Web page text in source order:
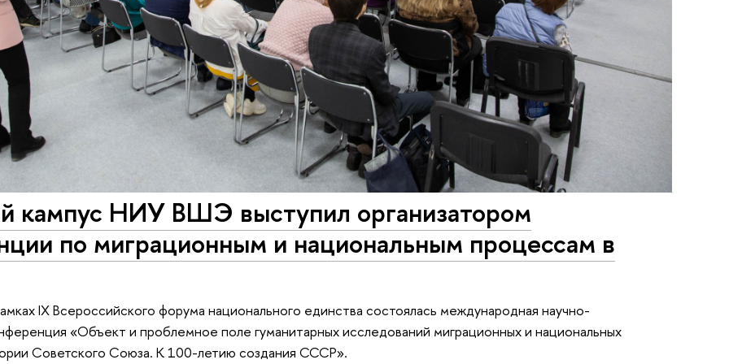
кампус НИУ ВШЭ выступил организатором
по миграционным и национальным процессам в
IX Всероссийского форума национального единства состоялась международная научно-
«Объект и проблемное поле гуманитарных исследований миграционных и национальных
Советского Союза. К 100-летию создания СССР».